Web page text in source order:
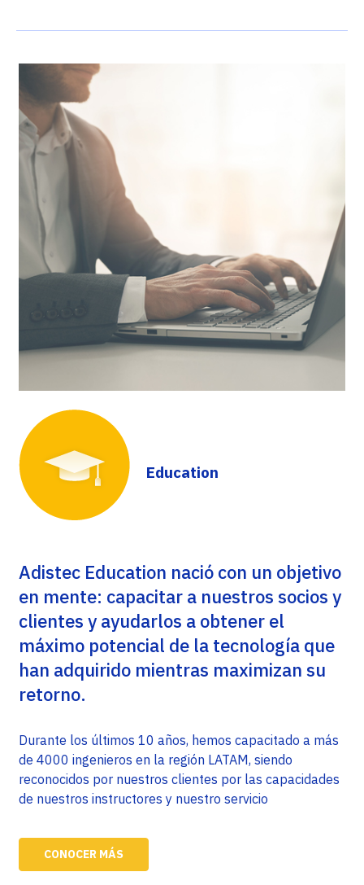
Education
Adistec Education nació con un objetivo
en mente: capacitar a nuestros socios y
clientes y ayudarlos a obtener el
máximo potencial de la tecnología que
han adquirido mientras maximizan su
retorno.
Durante los últimos 10 años, hemos capacitado a más
de 4000 ingenieros en la región LATAM, siendo
reconocidos por nuestros clientes por las capacidades
de nuestros instructores y nuestro servicio
CONOCER MÁS